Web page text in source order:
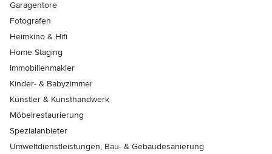
Garagentore
Fotografen
Heimkino & Hifi
Home Staging
Immobilienmakler
Kinder- & Babyzimmer
Künstler & Kunsthandwerk
Möbelrestaurierung
Spezialanbieter
Umweltdienstleistungen, Bau- & Gebäudesanierung